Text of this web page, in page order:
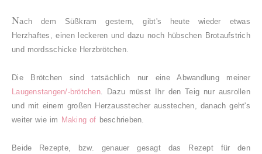
Nach dem Süßkram gestern, gibt's heute wieder etwas
Herzhaftes, einen leckeren und dazu noch hübschen Brotaufstrich
und mordsschicke Herzbrötchen.
Die Brötchen sind tatsächlich nur eine Abwandlung meiner
Laugenstangen/-brötchen. Dazu müsst Ihr den Teig nur ausrollen
und mit einem großen Herzausstecher ausstechen, danach geht's
weiter wie im Making of beschrieben.
Beide Rezepte, bzw. genauer gesagt das Rezept für den